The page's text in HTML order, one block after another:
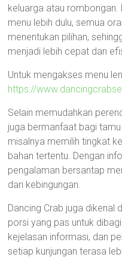
keluarga atau rombongan.
menu lebih dulu, semua
menentukan pilihan,
menjadi lebih cepat dan
Untuk mengakses menu
https://
Selain memudahkan
juga bermanfaat bagi
misalnya memilih tingkat
bahan tertentu. Dengan
pengalaman bersantap
dari kebingungan.
Dancing Crab juga dikenal
porsi yang pas untuk
kejelasan informasi, dan
setiap kunjungan terasa